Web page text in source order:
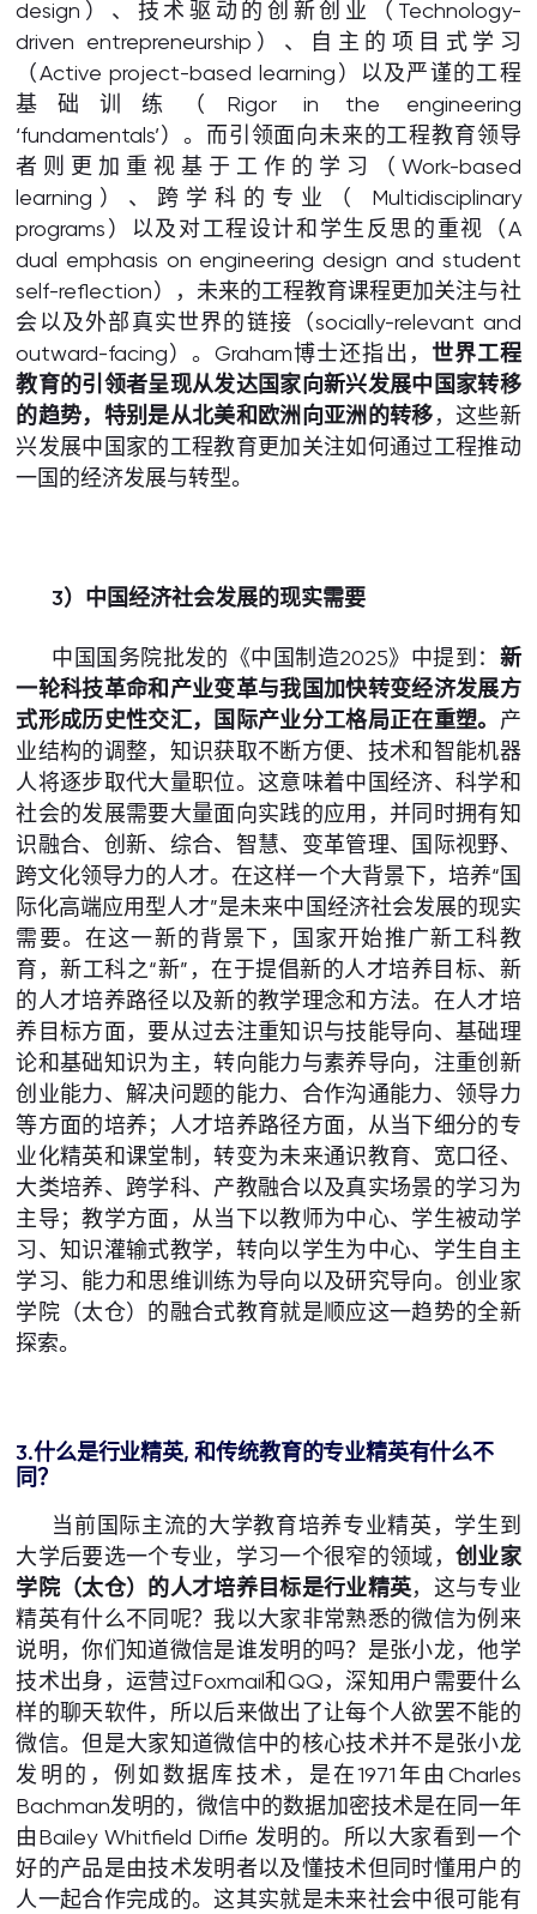
design）、技术驱动的创新创业（Technology-
driven entrepreneurship）、自主的项目式学习
（Active project-based learning）以及严谨的工程
基础训练（Rigor in the engineering
‘fundamentals’）。而引领面向未来的工程教育领导
者则更加重视基于工作的学习（Work-based
learning）、跨学科的专业（ Multidisciplinary
programs）以及对工程设计和学生反思的重视（A
dual emphasis on engineering design and student
self-reflection），未来的工程教育课程更加关注与社
会以及外部真实世界的链接（socially-relevant and
outward-facing）。Graham博士还指出， 世界工程
教育的引领者呈现从发达国家向新兴发展中国家转移
的趋势，特别是从北美和欧洲向亚洲的转移，这些新
兴发展中国家的工程教育更加关注如何通过工程推动
一国的经济发展与转型。
3）中国经济社会发展的现实需要
中国国务院批发的《中国制造2025》中提到： 新
一轮科技革命和产业变革与我国加快转变经济发展方
式形成历史性交汇，国际产业分工格局正在重塑。 产
业结构的调整，知识获取不断方便、技术和智能机器
人将逐步取代大量职位。这意味着中国经济、科学和
社会的发展需要大量面向实践的应用，并同时拥有知
识融合、创新、综合、智慧、变革管理、国际视野、
跨文化领导力的人才。在这样一个大背景下，培养“国
际化高端应用型人才”是未来中国经济社会发展的现实
需要。在这一新的背景下，国家开始推广新工科教
育，新工科之“新”，在于提倡新的人才培养目标、新
的人才培养路径以及新的教学理念和方法。在人才培
养目标方面，要从过去注重知识与技能导向、基础理
论和基础知识为主，转向能力与素养导向，注重创新
创业能力、解决问题的能力、合作沟通能力、领导力
等方面的培养；人才培养路径方面，从当下细分的专
业化精英和课堂制，转变为未来通识教育、宽口径、
大类培养、跨学科、产教融合以及真实场景的学习为
主导；教学方面，从当下以教师为中心、学生被动学
习、知识灌输式教学，转向以学生为中心、学生自主
学习、能力和思维训练为导向以及研究导向。创业家
学院（太仓）的融合式教育就是顺应这一趋势的全新
探索。
3.什么是行业精英,和传统教育的专业精英有什么不
同？
当前国际主流的大学教育培养专业精英，学生到
大学后要选一个专业，学习一个很窄的领域， 创业家
学院（太仓）的人才培养目标是行业精英，这与专业
精英有什么不同呢？我以大家非常熟悉的微信为例来
说明，你们知道微信是谁发明的吗？是张小龙，他学
技术出身，运营过Foxmail和QQ，深知用户需要什么
样的聊天软件，所以后来做出了让每个人欲罢不能的
微信。但是大家知道微信中的核心技术并不是张小龙
发明的，例如数据库技术，是在1971年由Charles
Bachman发明的，微信中的数据加密技术是在同一年
由Bailey Whitfield Diffie 发明的。所以大家看到一个
好的产品是由技术发明者以及懂技术但同时懂用户的
人一起合作完成的。这其实就是未来社会中很可能有